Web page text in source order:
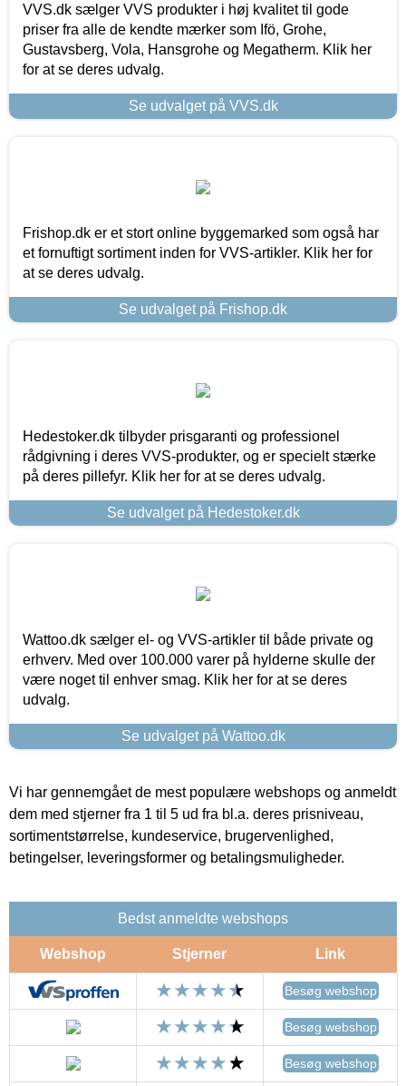
VVS.dk sælger VVS produkter i høj kvalitet til gode
priser fra alle de kendte mærker som Ifö, Grohe,
Gustavsberg, Vola, Hansgrohe og Megatherm. Klik her
for at se deres udvalg.
Se udvalget på VVS.dk
Frishop.dk er et stort online byggemarked som også har
et fornuftigt sortiment inden for VVS-artikler. Klik her for
at se deres udvalg.
Se udvalget på Frishop.dk
Hedestoker.dk tilbyder prisgaranti og professionel
rådgivning i deres VVS-produkter, og er specielt stærke
på deres pillefyr. Klik her for at se deres udvalg.
Se udvalget på Hedestoker.dk
Wattoo.dk sælger el- og VVS-artikler til både private og
erhverv. Med over 100.000 varer på hylderne skulle der
være noget til enhver smag. Klik her for at se deres
udvalg.
Se udvalget på Wattoo.dk
Vi har gennemgået de mest populære webshops og anmeldt
dem med stjerner fra 1 til 5 ud fra bl.a. deres prisniveau,
sortimentstørrelse, kundeservice, brugervenlighed,
betingelser, leveringsformer og betalingsmuligheder.
Bedst anmeldte webshops
Webshop Stjerner Link
Besøg webshop
Besøg webshop
Besøg webshop